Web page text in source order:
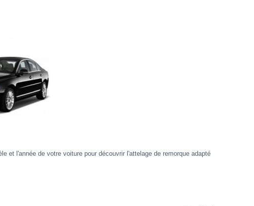
et l'année de votre voiture pour découvrir l'attelage de remorque adapté